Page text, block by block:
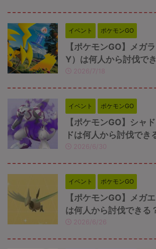
イベント ポケモンGO
【ポケモンGO】メガ
Y）は何人から討伐で
2026/7/18
イベント ポケモンGO
【ポケモンGO】シャ
ドは何人から討伐でき
2026/6/30
イベント ポケモンGO
【ポケモンGO】メガ
は何人から討伐できる
2026/6/26